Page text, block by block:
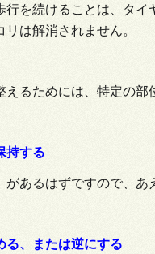
行を続けることは、タ
リは解消されません。
えるためには、特定の部
持する
があるはずですので、
る、または逆にする